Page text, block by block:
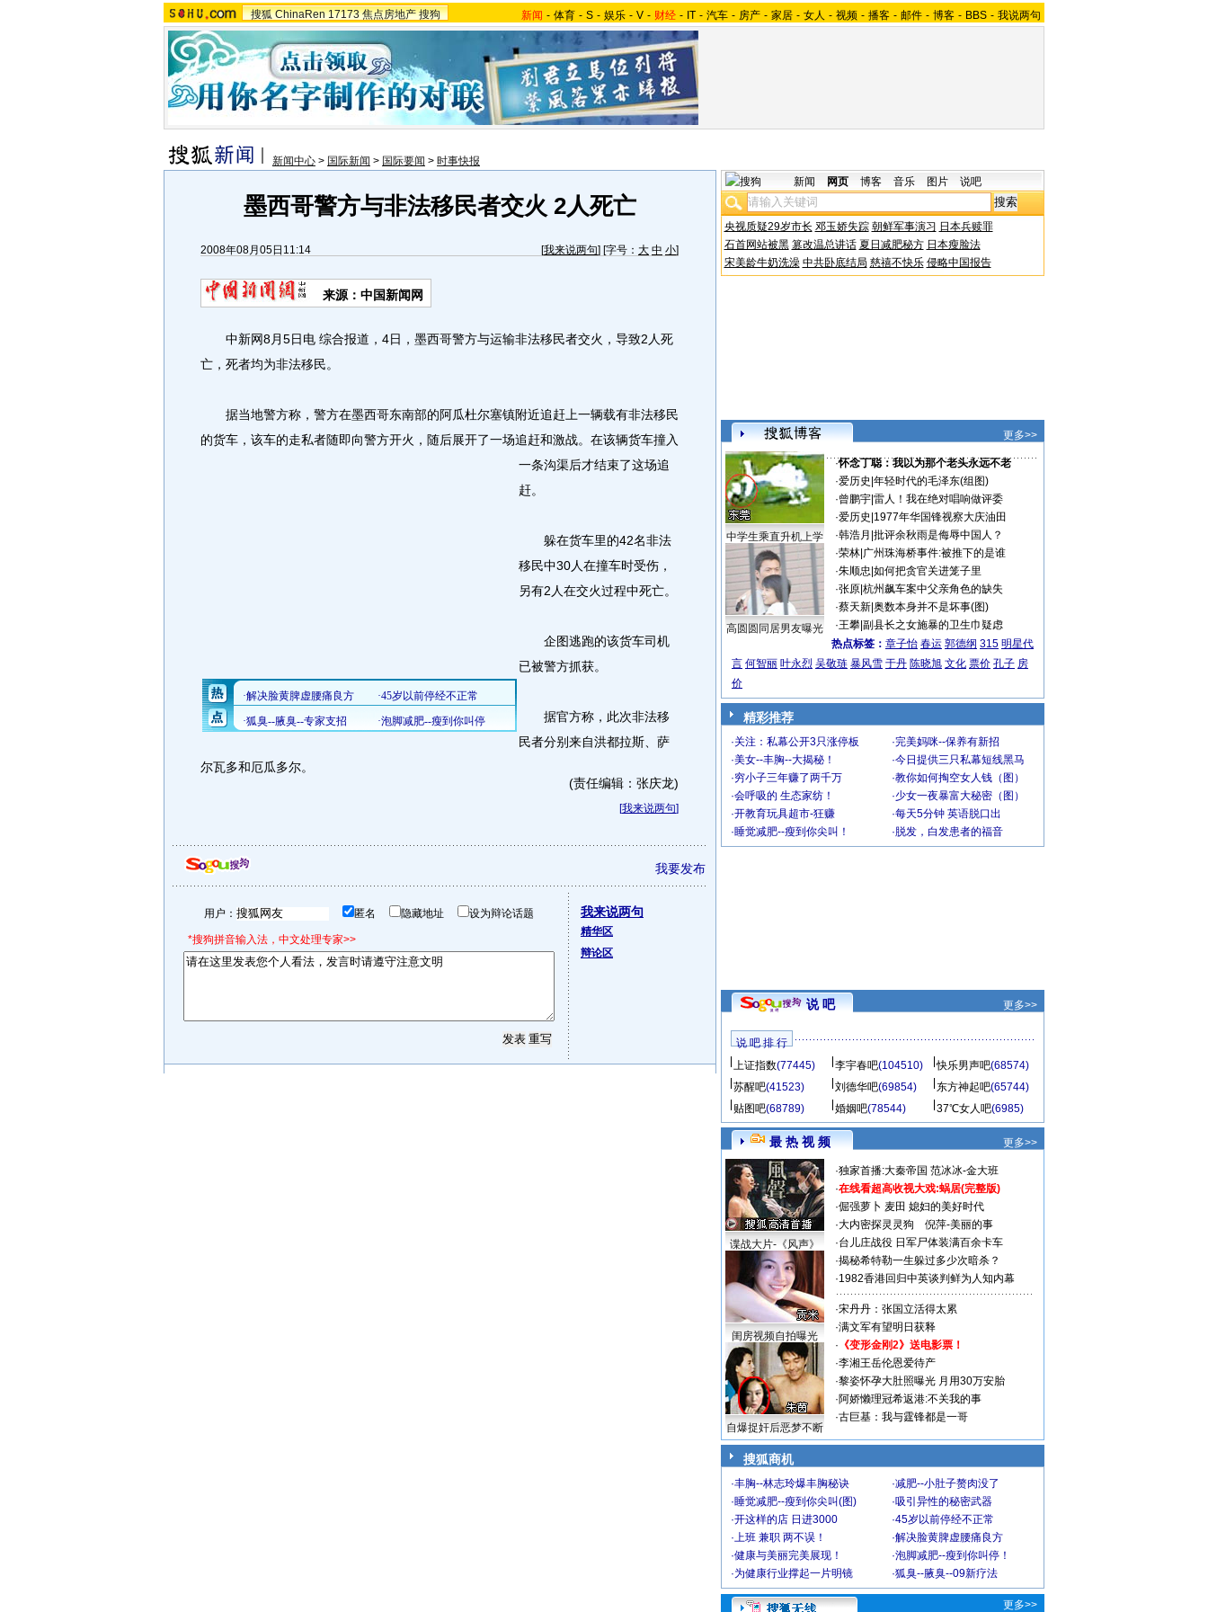
搜狐 ChinaRen 17173 焦点房地产 搜狗 新闻 - 体育 - S - 娱乐 - V - 财经 - IT - 汽车 - 房产 - 家居 - 女人 - 视频 - 播客 - 邮件 - 博客 - BBS - 我说两句
新闻中心 > 国际新闻 > 国际要闻 > 时事快报
墨西哥警方与非法移民者交火 2人死亡
2008年08月05日11:14 [我来说两句] [字号： 大 中 小]
来源：中国新闻网
中新网8月5日电 综合报道，4日，墨西哥警方与运输非法移民者交火，导致2人死
亡，死者均为非法移民。
据当地警方称，警方在墨西哥东南部的阿瓜杜尔塞镇附近追赶上一辆载有非法移民
的货车，该车的走私者随即向警方开火，随后展开了一场追赶和激战。 在该辆货车撞入
一条沟渠后才结束了这场追
赶。
躲在货车里的42名非法
移民中30人在撞车时受伤，
另有2人在交火过程中死亡。
企图逃跑的该货车司机
已被警方抓获。
据官方称，此次非法移
民者分别来自洪都拉斯、萨
尔瓦多和厄瓜多尔。
(责任编辑：张庆龙)
[我来说两句]
我要发布
用户： 匿名 隐藏地址 设为辩论话题
*搜狗拼音输入法，中文处理专家>>
我来说两句
精华区
辩论区
新闻 网页 博客 音乐 图片 说吧
央视质疑29岁市长 邓玉娇失踪 朝鲜军事演习 日本兵赎罪
石首网站被黑 篡改温总讲话 夏日减肥秘方 日本瘦脸法
宋美龄牛奶洗澡 中共卧底结局 慈禧不快乐 侵略中国报告
更多>>
中学生乘直升机上学
高圆圆同居男友曝光
·怀念丁聪：我以为那个老头永远不老
·爱历史 年轻时代的毛泽东(组图)
·曾鹏宇| 雷人！我在绝对唱响做评委
·爱历史 1977年华国锋视察大庆油田
·韩浩月 批评余秋雨是侮辱中国人？
·荣林| 广州珠海桥事件:被推下的是谁
·朱顺忠 如何把贪官关进笼子里
·张原| 杭州飙车案中父亲角色的缺失
·蔡天新| 奥数本身并不是坏事(图)
·王攀| 副县长之女施暴的卫生巾疑虑
热点标签： 章子怡 春运 郭德纲 315 明星代
言 何智丽 叶永烈 吴敬琏 暴风雪 于丹 陈晓旭 文化 票价 孔子 房
价
精彩推荐
·关注：私幕公开3只涨停板 ·完美妈咪--保养有新招
·美女--丰胸--大揭秘！ ·今日提供三只私幕短线黑马
·穷小子三年赚了两千万 ·教你如何掏空女人钱（图）
·会呼吸的 生态家纺！ ·少女一夜暴富大秘密（图）
·开教育玩具超市-狂赚 ·每天5分钟 英语脱口出
·睡觉减肥--瘦到你尖叫！ · 脱发，白发患者的福音
说 吧 更多>>
说 吧 排 行
上证指数(77445) 李宇春吧(104510) 快乐男声吧(68574)
苏醒吧(41523) 刘德华吧(69854) 东方神起吧(65744)
贴图吧(68789) 婚姻吧(78544) 37℃女人吧(6985)
最 热 视 频 更多>>
谍战大片-《风声》
闺房视频自拍曝光
自爆捉奸后恶梦不断
·独家首播:大秦帝国 范冰冰-金大班
·在线看超高收视大戏:蜗居(完整版)
·倔强萝卜 麦田 媳妇的美好时代
·大内密探灵灵狗
倪萍-美丽的事
·台儿庄战役 日军尸体装满百余卡车
·揭秘希特勒一生躲过多少次暗杀？
·1982香港回归中英谈判鲜为人知内幕
·宋丹丹：张国立活得太累
·满文军有望明日获释
· 《变形金刚2》送电影票！
·李湘王岳伦恩爱待产
·黎姿怀孕大肚照曝光 月用30万安胎
·阿娇懒理冠希返港:不关我的事
·古巨基：我与霆锋都是一哥
搜狐商机
·丰胸--林志玲爆丰胸秘诀 ·减肥--小肚子赘肉没了
·睡觉减肥--瘦到你尖叫(图) ·吸引异性的秘密武器
·开这样的店 日进3000 ·45岁以前停经不正常
·上班 兼职 两不误！ ·解决脸黄脾虚腰痛良方
·健康与美丽完美展现！ ·泡脚减肥--瘦到你叫停！
·为健康行业撑起一片明镜 ·狐臭--腋臭--09新疗法
更多>>